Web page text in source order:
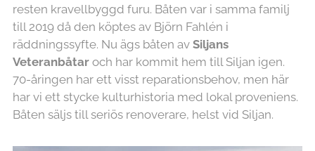
resten kravellbyggd furu. Båten var i samma familj
till 2019 då den köptes av Björn Fahlén i
räddningssyfte. Nu ägs båten av Siljans
Veteranbåtar och har kommit hem till Siljan igen.
70-åringen har ett visst reparationsbehov, men här
har vi ett stycke kulturhistoria med lokal proveniens.
Båten säljs till seriös renoverare, helst vid Siljan.